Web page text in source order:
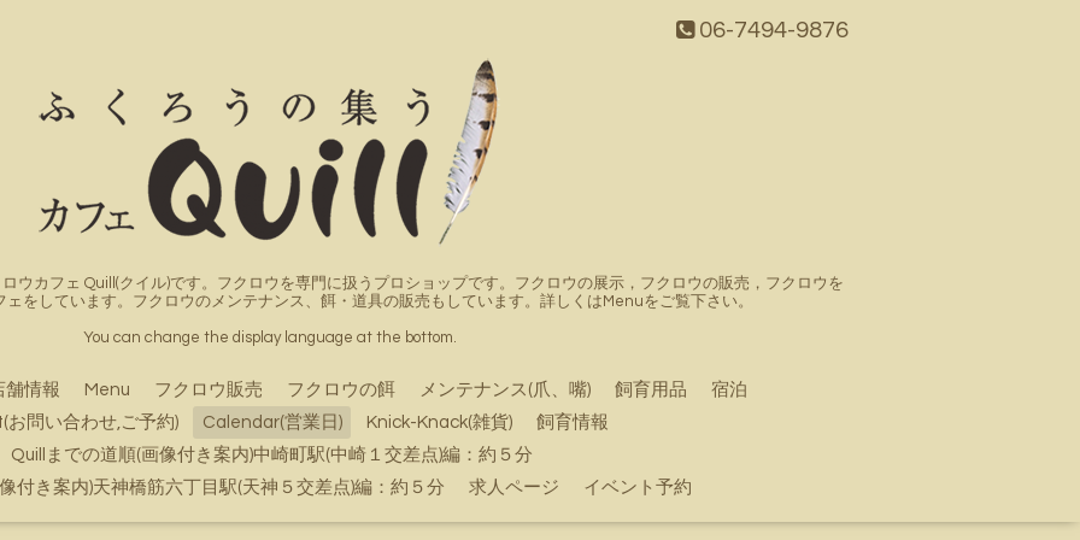
06-7494-9876
ウカフェ Quill(クイル)です。フクロウを専門に扱うプロショップです。フクロウの展示，フクロウの販売，フクロウを
をしています。フクロウのメンテナンス、餌・道具の販売もしています。詳しくはMenuをご覧下さい。
You can change the display language at the bottom.
舗情報 Menu フクロウ販売 フクロウの餌 メンテナンス(爪、嘴) 飼育用品
宿泊
問い合わせ,ご予約)
Calendar(営業日) Knick-Knack(雑貨)
飼育情報
Quillまでの道順(画像付き案内)中崎町駅(中崎１交差点)編：約５分
付き案内)天神橋筋六丁目駅(天神５交差点)編：約５分
求人ページ イベント予約